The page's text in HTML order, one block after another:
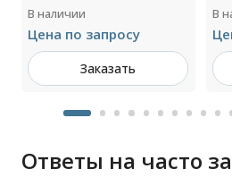
В наличии
Цена по запросу
Заказать
В
Ответы на часто